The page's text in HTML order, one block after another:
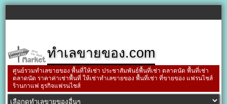
ทำเลขายของ.com
ศูนย์รวมทำเลขายของ พื้นที่ให้เช่า ประชาสัมพันธ์พื้นที่เช่า ตลาดนัด พื้นที่เช่า
ตลาดนัด ราคาค่าเช่าพื้นที่ ให้เช่าทำเลขายของ พื้นที่เช่า ที่ขายของ แฟรนไชส์
ร้านกาแฟ ธุรกิจแฟรนไชส์